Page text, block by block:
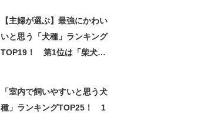
【主婦が選ぶ】最強にかわい
いと思う「犬種」ランキング
TOP19！ 第1位は「柴犬」
「室内で飼いやすいと思う犬
種」ランキングTOP25！ 1